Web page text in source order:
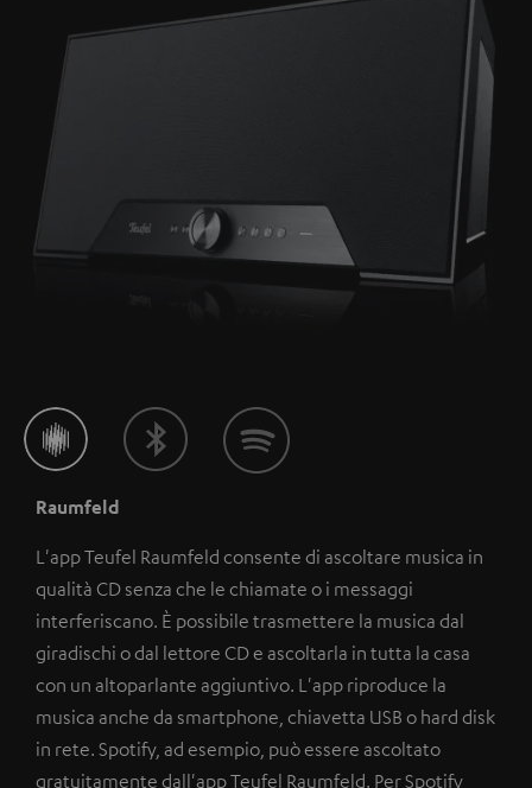
Raumfeld
L'app Teufel Raumfeld consente di ascoltare musica in
qualità CD senza che le chiamate o i messaggi
interferiscano. È possibile trasmettere la musica dal
giradischi o dal lettore CD e ascoltarla in tutta la casa
con un altoparlante aggiuntivo. L'app riproduce la
musica anche da smartphone, chiavetta USB o hard disk
in rete. Spotify, ad esempio, può essere ascoltato
gratuitamente dall'app Teufel Raumfeld. Per Spotify